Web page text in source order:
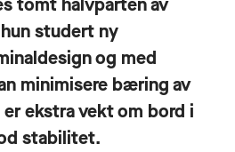
studert ny
og med
minimisere bæring av
ekstra vekt om bord i
stabilitet.